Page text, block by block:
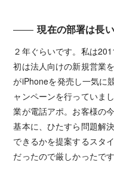
現在の部署は長い
２年ぐらいです。私は
初は法人向けの新規営業
がiPhoneを発売し一気に
ャンペーンを行っていま
業が電話アポ。お客様の
基本に、ひたすら問題解
できるかを提案するスタ
だったので厳しかったで